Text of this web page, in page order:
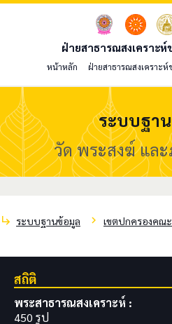
ฝ่ายสาธารณสงเคราะห์
หน้าหลัก ฝ่ายสาธารณสงเคราะห์
ระบบฐา
วัด พระสงฆ์ แล
subdirectory_arrow_right ระบบฐานข้อมูล chevron_right เขตปกครองคณ
สถิติ
พระสาธารณสงเคราะห์ :
450 รูป